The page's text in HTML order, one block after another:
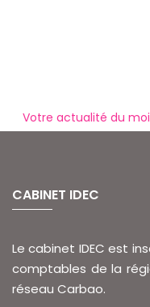
Votre actualité du
CABINET IDEC
Le cabinet IDEC est
comptables de la
réseau Carbao.